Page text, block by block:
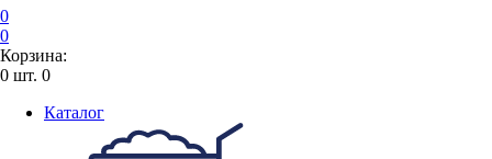
0
0
Корзина:
0 шт. 0
Каталог